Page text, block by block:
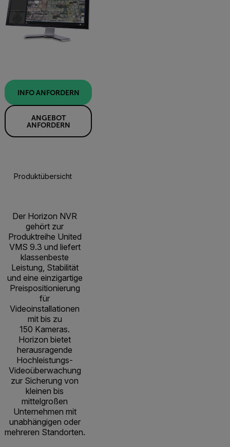
INFO ANFORDERN
ANGEBOT
ANFORDERN
Produktübersicht
Der Horizon NVR
gehört zur
Produktreihe United
VMS 9.3 und liefert
klassenbeste
Leistung, Stabilität
und eine einzigartige
Preispositionierung
für
Videoinstallationen
mit bis zu
150 Kameras.
Horizon bietet
herausragende
Hochleistungs-
Videoüberwachung
zur Sicherung von
kleinen bis
mittelgroßen
Unternehmen mit
unabhängigen oder
mehreren Standorten.